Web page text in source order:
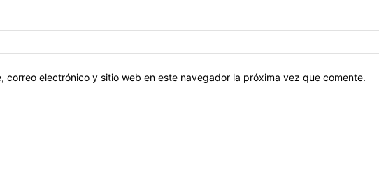
correo electrónico y sitio web en este navegador la próxima vez que comente.